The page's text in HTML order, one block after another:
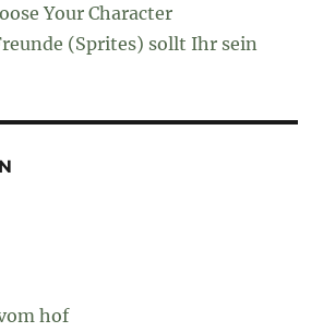
Your Character
(Sprites) sollt Ihr sein
hof